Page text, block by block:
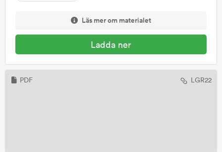
Läs mer om materialet
Ladda ner
PDF LGR22